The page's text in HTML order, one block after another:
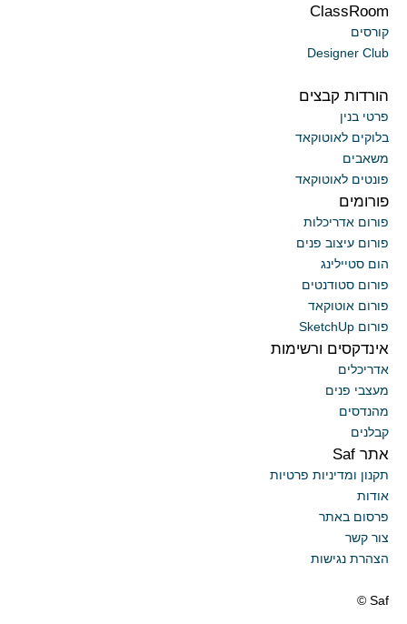
ClassRoom
קורסים
Designer Club
הורדות קבצים
פרטי בנין
בלוקים לאוטוקאד
משאבים
פונטים לאוטוקאד
פורומים
פורום אדריכלות
פורום עיצוב פנים
הום סטיילינג
פורום סטודנטים
פורום אוטוקאד
פורום SketchUp
אינדקסים ורשימות
אדריכלים
מעצבי פנים
מהנדסים
קבלנים
אתר Saf
תקנון ומדיניות פרטיות
אודות
פרסום באתר
צור קשר
הצהרת נגישות
Saf ©